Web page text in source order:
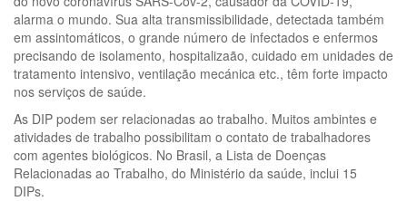
alarma o mundo. Sua alta transmissibilidade, detectada também
em assintomáticos, o grande número de infectados e enfermos
precisando de isolamento, hospitalizaão, cuidado em unidades de
tratamento intensivo, ventilação mecánica etc., têm forte impacto
nos serviços de saúde.
As DIP podem ser relacionadas ao trabalho. Muitos ambintes e
atividades de trabalho possibilitam o contato de trabalhadores
com agentes biológicos. No Brasil, a Lista de Doenças
Relacionadas ao Trabalho, do Ministério da saúde, inclui 15
DIPs.